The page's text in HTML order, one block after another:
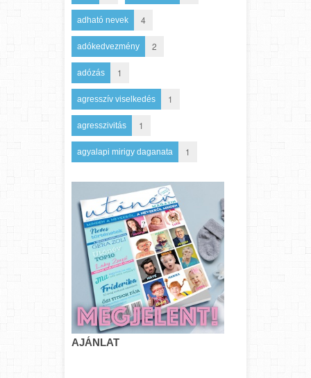
adható nevek 4
adókedvezmény 2
adózás 1
agresszív viselkedés 1
agresszivitás 1
agyalapi mirigy daganata 1
AJÁNLAT